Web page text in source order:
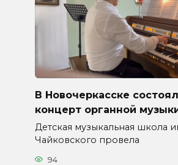
В Новочеркасске
концерт органной
Детская музыкальная школа
Чайковского провела
94